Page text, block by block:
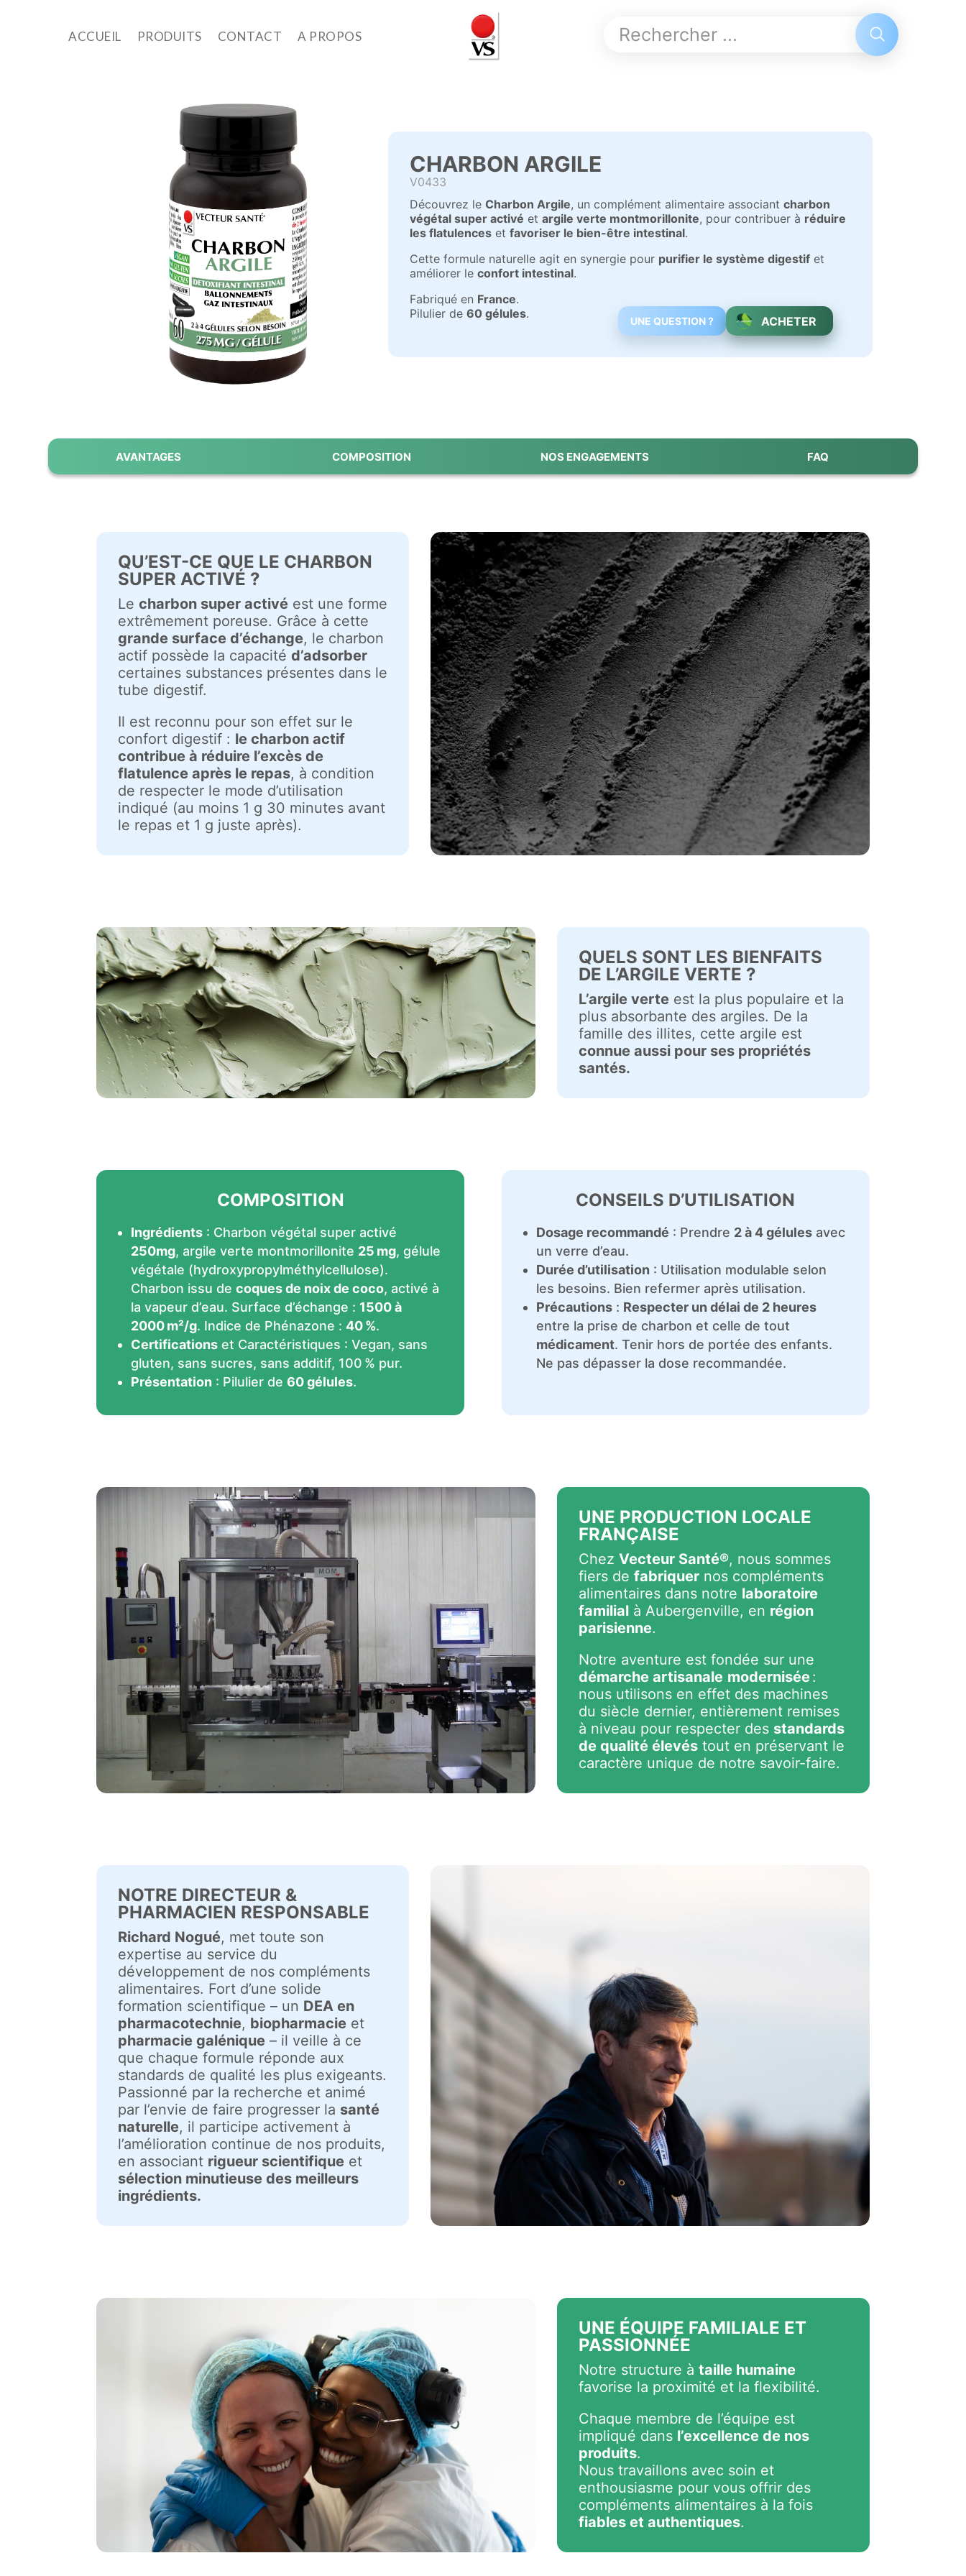
ACCUEIL PRODUITS CONTACT A PROPOS
CHARBON ARGILE
V0433
Découvrez le Charbon Argile, un complément alimentaire associant charbon
végétal super activé et argile verte montmorillonite, pour contribuer à réduire
les flatulences et favoriser le bien-être intestinal.
Cette formule naturelle agit en synergie pour purifier le système digestif et
améliorer le confort intestinal.
Fabriqué en France.
Pilulier de 60 gélules. UNE QUESTION ? ACHETER
AVANTAGES COMPOSITION NOS ENGAGEMENTS FAQ
QU’EST-CE QUE LE CHARBON
SUPER ACTIVÉ ?
Lecharbon super activé est une forme
extrêmement poreuse. Grâce à cette
grande surface d’échange, le charbon
actif possède la capacitéd’adsorber
certaines substances présentes dans le
tube digestif.
Il est reconnu pour son effet sur le
confort digestif : le charbon actif
contribue à réduire l’excès de
flatulence après le repas, à condition
de respecter le mode d’utilisation
indiqué (au moins 1 g 30 minutes avant
le repas et 1 g juste après).
QUELS SONT LES BIENFAITS
DE L’ARGILE VERTE ?
L’argile verteest la plus populaire et la
plus absorbante des argiles. De la
famille des illites, cette argile est
connue aussi pour ses propriétés
santés.
COMPOSITION
Ingrédients : Charbon végétal super activé
250mg, argile verte montmorillonite 25 mg, gélule
végétale (hydroxypropylméthylcellulose).
Charbon issu decoques de noix de coco, activé à
la vapeur d’eau. Surface d’échange : 1500 à
2000 m²/g. Indice de Phénazone :40 %.
Certifications et Caractéristiques : Vegan, sans
gluten, sans sucres, sans additif, 100 % pur.
Présentation : Pilulier de60 gélules.
CONSEILS D’UTILISATION
Dosage recommandé : Prendre 2 à 4 gélules avec
un verre d’eau.
Durée d’utilisation : Utilisation modulable selon
les besoins. Bien refermer après utilisation.
Précautions : Respecter un délai de 2 heures
entre la prise de charbon et celle de tout
médicament. Tenir hors de portée des enfants.
Ne pas dépasser la dose recommandée.
UNE PRODUCTION LOCALE
FRANÇAISE
Chez Vecteur Santé®, nous sommes
fiers de fabriquernos compléments
alimentaires dans notre laboratoire
familialà Aubergenville, en région
parisienne.
Notre aventure est fondée sur une
démarche artisanale modernisée:
nous utilisons en effet des machines
du siècle dernier, entièrement remises
à niveau pour respecter des standards
de qualité élevéstout en préservant le
caractère unique de notre savoir-faire.
NOTRE DIRECTEUR &
PHARMACIEN RESPONSABLE
Richard Nogué, met toute son
expertise au service du
développement de nos compléments
alimentaires. Fort d’une solide
formation scientifique – un DEA en
pharmacotechnie, biopharmacie et
pharmacie galénique – il veille à ce
que chaque formule réponde aux
standards de qualité les plus exigeants.
Passionné par la recherche et animé
par l’envie de faire progresser la santé
naturelle, il participe activement à
l’amélioration continue de nos produits,
en associant rigueur scientifique et
sélection minutieuse des meilleurs
ingrédients.
UNE ÉQUIPE FAMILIALE ET
PASSIONNÉE
Notre structure à taille humaine
favorise la proximité et la flexibilité.
Chaque membre de l’équipe est
impliqué dans l’excellence de nos
produits.
Nous travaillons avec soin et
enthousiasme pour vous offrir des
compléments alimentaires à la fois
fiables et authentiques.